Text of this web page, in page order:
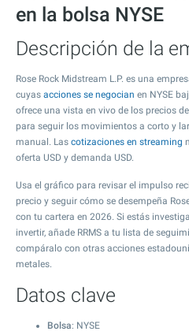
en la bolsa NYSE
Descripción de la
Rose Rock Midstream L.P. es una
cuyas acciones se negocian en NYSE
ofrece una vista en vivo de los precios
para seguir los movimientos a corto y
manual. Las cotizaciones en streaming
oferta USD y demanda USD.
Usa el gráfico para revisar el impulso
precio y seguir cómo se desempeña
con tu cartera en 2026. Si estás
invertir, añade RRMS a tu lista de
compáralo con otras acciones
metales.
Datos clave
Bolsa: NYSE